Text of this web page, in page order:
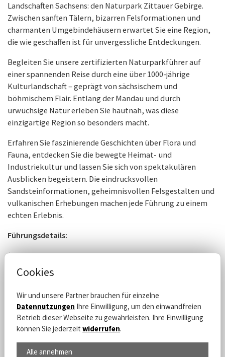
Landschaften Sachsens: den Naturpark Zittauer Gebirge.
Zwischen sanften Tälern, bizarren Felsformationen und
charmanten Umgebindehäusern erwartet Sie eine Region,
die wie geschaffen ist für unvergessliche Entdeckungen.
Begleiten Sie unsere zertifizierten Naturparkführer auf
einer spannenden Reise durch eine über 1000-jährige
Kulturlandschaft – geprägt von sächsischem und
böhmischem Flair. Entlang der Mandau und durch
urwüchsige Natur erleben Sie hautnah, was diese
einzigartige Region so besonders macht.
Erfahren Sie faszinierende Geschichten über Flora und
Fauna, entdecken Sie die bewegte Heimat- und
Industriekultur und lassen Sie sich von spektakulären
Ausblicken begeistern. Die eindrucksvollen
Sandsteinformationen, geheimnisvollen Felsgestalten und
vulkanischen Erhebungen machen jede Führung zu einem
echten Erlebnis.
Führungsdetails:
Zeitraum:April bis Oktober
Termine:
Dauer:ca. 2 Stunden
Tickets hier buchen
Cookies
Wir und unsere Partner brauchen für einzelne
Datennutzungen Ihre Einwilligung, um den einwandfreien
Betrieb dieser Webseite zu gewährleisten. Ihre Einwilligung
können Sie jederzeit widerrufen.
Alle annehmen